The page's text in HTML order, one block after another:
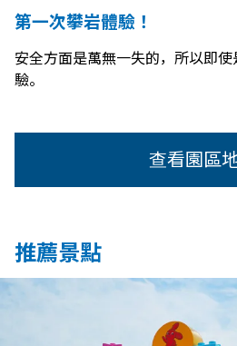
第一次攀岩體驗！
安全方面是萬無一失的，所以即
驗。
查看園區
推薦景點